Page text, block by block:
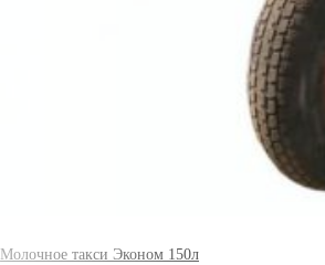
Молочное такси Эконом 150л